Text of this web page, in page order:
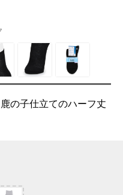
の子仕立てのハーフ丈